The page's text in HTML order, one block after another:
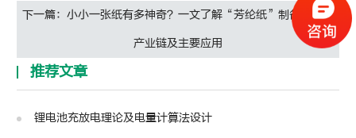
下一篇：小小一张纸有多神奇？一文了解“芳纶纸”制备工艺、
产业链及主要应用
推荐文章
锂电池充放电理论及电量计算法设计